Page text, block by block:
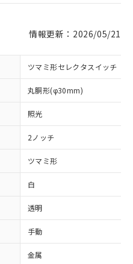
情報更新：2026/05/21
ツマミ形セレクタスイッチ
丸胴形(φ30mm)
照光
2ノッチ
ツマミ形
白
透明
手動
金属